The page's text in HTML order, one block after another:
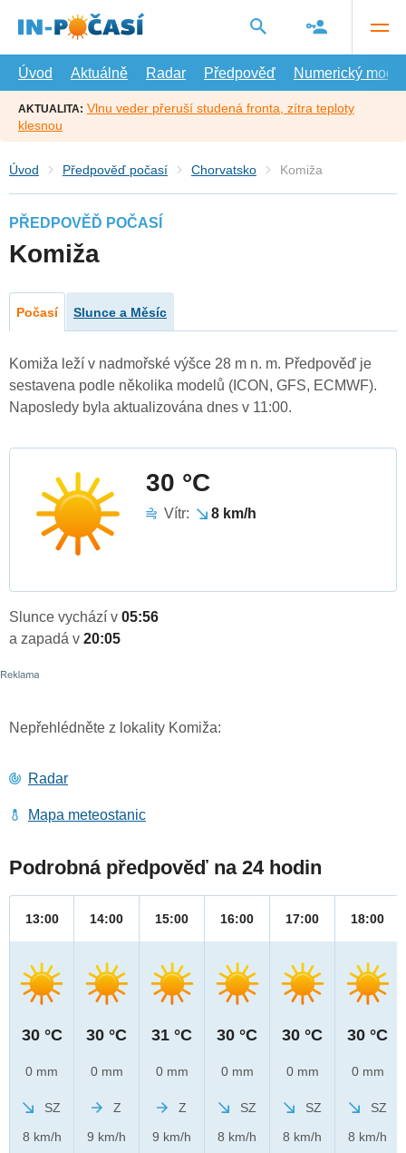
hlavní
Úvod
Aktuálně Radar Předpověď Numerický model
AKTUALITA: Vlnu veder přeruší studená fronta, zítra teploty
klesnou
Úvod Předpověď počasí Chorvatsko Komiža
PŘEDPOVĚĎ POČASÍ
Komiža
Počasí Slunce a Měsíc
Komiža leží v nadmořské výšce 28 m n. m. Předpověď je
sestavena podle několika modelů (ICON, GFS, ECMWF).
Naposledy byla aktualizována dnes v 11:00.
30 °C
Vítr: 8 km/h
Slunce vychází v 05:56
a zapadá v 20:05
Nepřehlédněte z lokality Komiža:
Radar
Mapa meteostanic
Podrobná předpověď na 24 hodin
13:00
30 °C
0 mm
SZ
8 km/h
14:00
30 °C
0 mm
Z
9 km/h
15:00
31 °C
0 mm
Z
9 km/h
16:00
30 °C
0 mm
SZ
8 km/h
17:00
30 °C
0 mm
SZ
8 km/h
18:00
30 °C
0 mm
SZ
8 km/h